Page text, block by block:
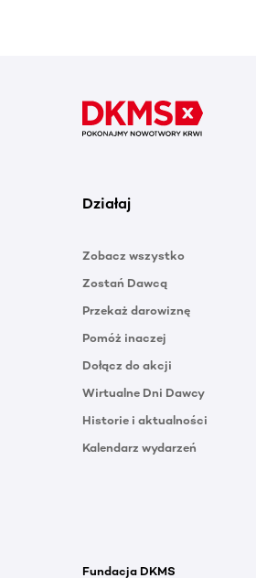
Działaj
Zobacz wszystko
Zostań Dawcą
Przekaż darowiznę
Pomóż inaczej
Dołącz do akcji
Wirtualne Dni Dawcy
Historie i aktualności
Kalendarz wydarzeń
Fundacja DKMS